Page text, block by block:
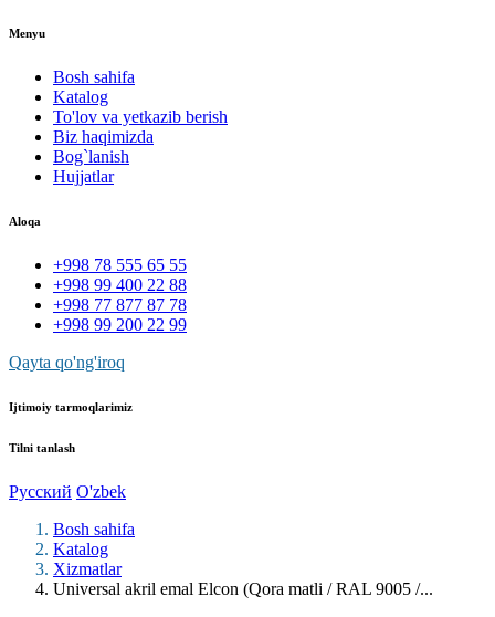
Menyu
Bosh sahifa
Katalog
To'lov va yetkazib berish
Biz haqimizda
Bog`lanish
Hujjatlar
Aloqa
+998 78 555 65 55
+998 99 400 22 88
+998 77 877 87 78
+998 99 200 22 99
Qayta qo'ng'iroq
Ijtimoiy tarmoqlarimiz
Tilni tanlash
Русский O'zbek
Bosh sahifa
Katalog
Xizmatlar
Universal akril emal Elcon (Qora matli / RAL 9005 /...